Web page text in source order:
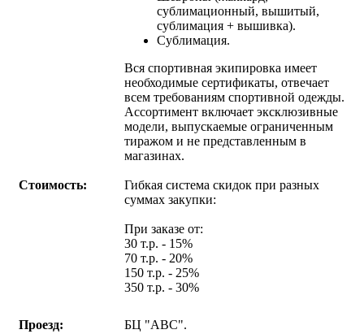
сублимационный, вышитый,
сублимация + вышивка).
Сублимация.
Вся спортивная экипировка имеет
необходимые сертификаты, отвечает
всем требованиям спортивной одежды.
Ассортимент включает эксклюзивные
модели, выпускаемые ограниченным
тиражом и не представленным в
магазинах.
Стоимость:
Гибкая система скидок при разных
суммах закупки:
При заказе от:
30 т.р. - 15%
70 т.р. - 20%
150 т.р. - 25%
350 т.р. - 30%
Проезд:
БЦ "АВС".